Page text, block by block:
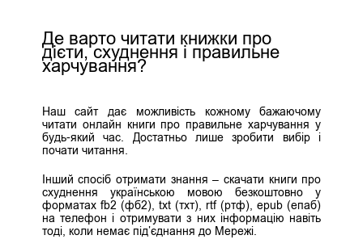
Де варто читати книжки про
дієти, схуднення і правильне
харчування?
Наш сайт дає можливість кожному бажаючому
читати онлайн книги про правильне харчування у
будь-який час. Достатньо лише зробити вибір і
почати читання.
Інший спосіб отримати знання – скачати книги про
схуднення українською мовою безкоштовно у
форматах fb2 (фб2), txt (тхт), rtf (ртф), epub (епаб)
на телефон і отримувати з них інформацію навіть
тоді, коли немає під’єднання до Мережі.